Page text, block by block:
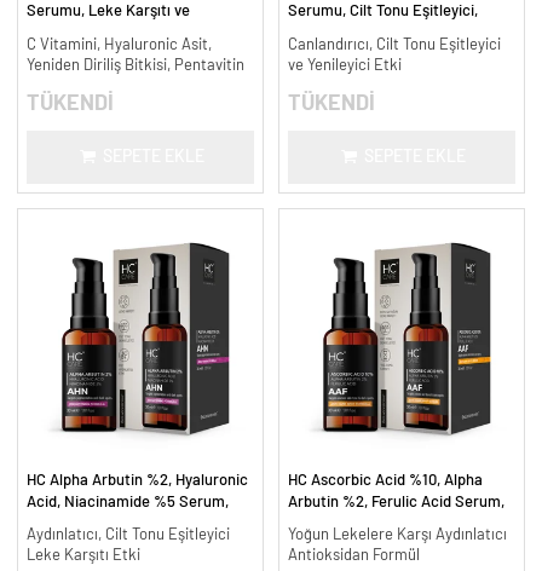
Serumu, Leke Karşıtı ve
C Vitamini, Hyaluronic Asit,
Yeniden Diriliş Bitkisi, Pentavitin
TÜKENDİ
Serumu, Cilt Tonu Eşitleyici,
Canlandırıcı, Cilt Tonu Eşitleyici
ve Yenileyici Etki
TÜKENDİ
HC Alpha Arbutin %2, Hyaluronic
Acid, Niacinamide %5 Serum,
ml.
Aydınlatıcı, Cilt Tonu Eşitleyici
Leke Karşıtı Etki
HC Ascorbic Acid %10, Alpha
Arbutin %2, Ferulic Acid Serum,
ml.
Yoğun Lekelere Karşı Aydınlatıcı
Antioksidan Formül